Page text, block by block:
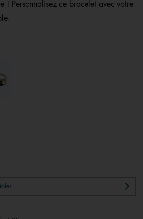
! Personnalisez ce bracelet avec votre